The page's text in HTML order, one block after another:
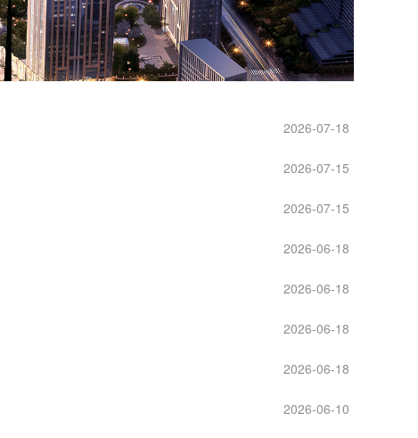
2026-07-18
2026-07-15
2026-07-15
2026-06-18
2026-06-18
2026-06-18
2026-06-18
2026-06-10